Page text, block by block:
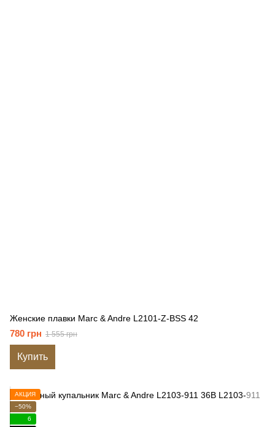
Женские плавки Marc & Andre L2101-Z-BSS 42
780 грн 1 555 грн
Купить
АКЦИЯ
−50%
6